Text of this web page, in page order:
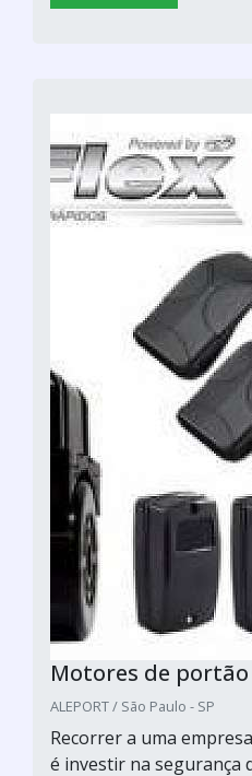
Motores de
ALEPORT / São Paulo - SP
Recorrer a uma
é investir na segurança